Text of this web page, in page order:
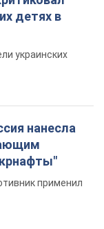
детях в
украинских
нанесла
применил